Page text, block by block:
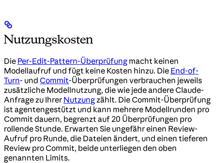
Nutzungskosten
Die Per-Edit-Pattern-Überprüfung macht keinen
Modellaufruf und fügt keine Kosten hinzu. Die End-of-
Turn- und Commit-Überprüfungen verbrauchen jeweils
zusätzliche Modellnutzung, die wie jede andere Claude-
Anfrage zu Ihrer Nutzungzählt. Die Commit-Überprüfung
ist agentengestützt und kann mehrere Modellrunden pro
Commit dauern, begrenzt auf 20 Überprüfungen pro
rollende Stunde. Erwarten Sie ungefähr einen Review-
Aufruf pro Runde, die Dateien ändert, und einen tieferen
Review pro Commit, beide unterliegen den oben
genannten Limits.